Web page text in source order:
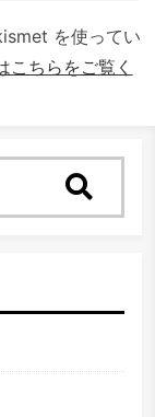
を使ってい
こちらをご覧く